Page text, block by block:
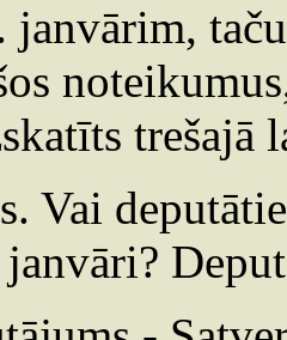
trešajā
Vai